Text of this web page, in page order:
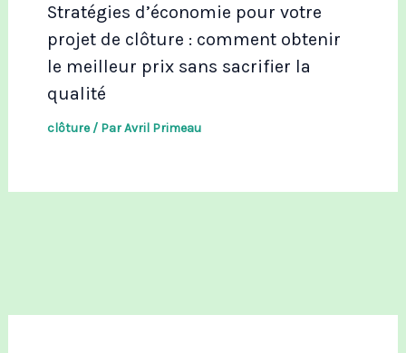
Stratégies d’économie pour votre
projet de clôture : comment obtenir
le meilleur prix sans sacrifier la
qualité
clôture/ ParAvril Primeau